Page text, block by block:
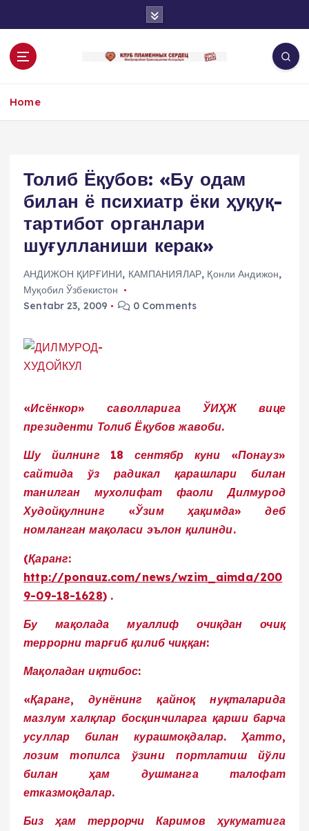
o
Home
Толиб Ёқубов: «Бу одам
билан ё психиатр ёки ҳуқуқ-
тартибот органлари
шуғулланиши керак»
АНДИЖОН ҚИРҒИНИ, КАМПАНИЯЛАР, Қонли Андижон,
Муқобил Ўзбекистон
Sentabr 23, 2009
0 Comments
«Исёнкор» саволларига ЎИҲЖ вице
президенти Толиб Ёқубов жавоби.
Шу йилнинг 18 сентябр куни «Понауз»
сайтида ўз радикал қарашлари билан
танилган мухолифат фаоли Дилмурод
Худойқулнинг «Ўзим ҳақимда» деб
номланган мақоласи эълон қилинди.
(Қаранг:
http://ponauz.com/news/wzim_aimda/200
9-09-18-1628) .
Бу мақолада муаллиф очиқдан очиқ
террорни тарғиб қилиб чиққан:
Мақоладан иқтибос:
«Қаранг, дунёнинг қайноқ нуқталарида
мазлум халқлар босқинчиларга қарши барча
усуллар билан курашмоқдалар. Ҳатто,
лозим топилса ўзини портлатиш йўли
билан ҳам душманга талофат
етказмоқдалар.
Биз ҳам террорчи Каримов ҳукуматига